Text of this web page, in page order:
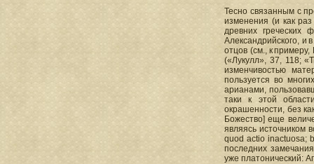
Тесно связанным с
изменения (и как
древних
Александрийского, и
отцов (см., к
(«Лукулл», 37, 118;
изменчивостью
пользуется во
арианами,
таки к этой
окрашенности, без
Божество] еще
являясь источником
quod actio inactuosa;
последних
уже платонический: